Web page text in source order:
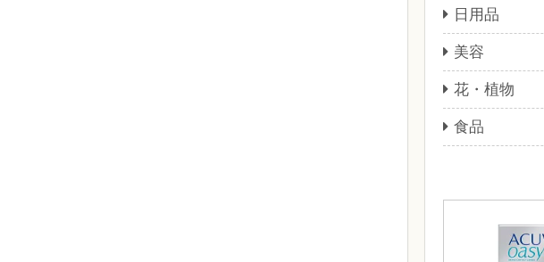
日用品
美容
花・植物
食品